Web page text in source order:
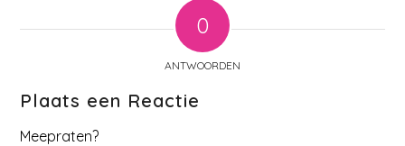
0
ANTWOORDEN
Plaats een Reactie
Meepraten?